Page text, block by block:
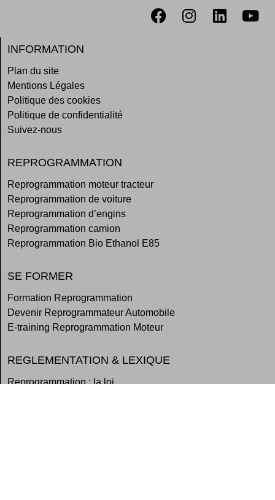
INFORMATION
Plan du site
Mentions Légales
Politique des cookies
Politique de confidentialité
Suivez-nous
REPROGRAMMATION
Reprogrammation moteur tracteur
Reprogrammation de voiture
Reprogrammation d’engins
Reprogrammation camion
Reprogrammation Bio Ethanol E85
SE FORMER
Formation Reprogrammation
Devenir Reprogrammateur Automobile
E-training Reprogrammation Moteur
REGLEMENTATION & LEXIQUE
Reprogrammation : la loi